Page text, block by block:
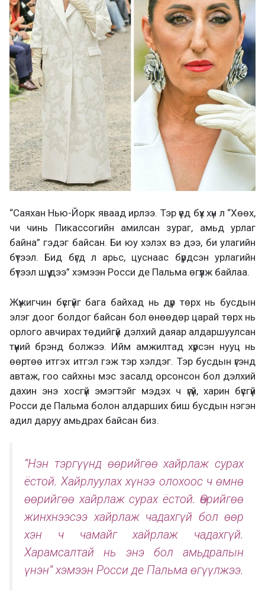
“Саяхан Нью-Йорк яваад ирлээ. Тэр үед бүх хүн л “Хөөх,
чи чинь Пикассогийн амилсан зураг, амьд урлаг
байна” гэдэг байсан. Би юу хэлэх вэ дээ, би улагийн
бүтээл. Бид бүгд л арьс, цуснаас бүрдсэн урлагийн
бүтээл шүү дээ” хэмээн Росси де Пальма өгүүлж байлаа.
Жүжигчин бүсгүйг бага байхад нь дүр төрх нь бусдын
элэг доог болдог байсан бол өнөөдөр царай төрх нь
орлого авчирах төдийгүй дэлхий даяар алдаршуулсан
түүний брэнд болжээ. Ийм амжилтад хүрсэн нууц нь
өөртөө итгэх итгэл гэж тэр хэлдэг. Тэр бусдын үгэнд
автаж, гоо сайхны мэс засалд орсонсон бол дэлхий
дахин энэ хосгүй эмэгтэйг мэдэх ч үгүй, харин бүсгүй
Росси де Пальма болон алдарших биш бусдын нэгэн
адил даруу амьдрах байсан биз.
“Нэн тэргүүнд өөрийгөө хайрлаж сурах
ёстой. Хайрлуулах хүнээ олохоос ч өмнө
өөрийгөө хайрлаж сурах ёстой. Өөрийгөө
жинхнээсээ хайрлаж чадахгүй бол өөр
хэн ч чамайг хайрлаж чадахгүй.
Харамсалтай нь энэ бол амьдралын
үнэн” хэмээн Росси де Пальма өгүүлжээ.